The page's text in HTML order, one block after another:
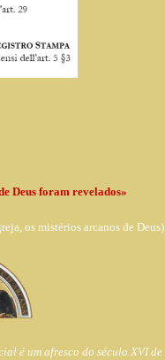
Deus foram revelados»
os mistérios arcanos de Deus)
é um afresco do século XVI de